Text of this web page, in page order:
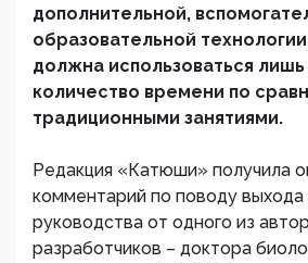
дополнительной,
образовательной
должна использоваться
количество времени по
традиционными занятиями.
Редакция «Катюши» получила
комментарий по поводу выхода
руководства от одного из
разработчиков – доктора